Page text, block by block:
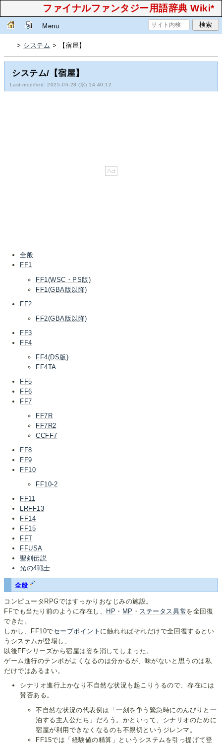
ファイナルファンタジー用語辞典 Wiki*
Menu
> システム > 【宿屋】
システム/【宿屋】
Last-modified: 2025-05-28 (水) 14:40:12
全般
FF1
FF1(WSC・PS版)
FF1(GBA版以降)
FF2
FF2(GBA版以降)
FF3
FF4
FF4(DS版)
FF4TA
FF5
FF6
FF7
FF7R
FF7R2
CCFF7
FF8
FF9
FF10
FF10-2
FF11
LRFF13
FF14
FF15
FFT
FFUSA
聖剣伝説
光の4戦士
全般
コンピュータRPGではすっかりおなじみの施設。
FFでも当たり前のように存在し、
HP ・ MP ・ ステータス異常を全回復
できた。
しかし、FF10でセーブポイント に触れればそれだけで全回復するとい
うシステムが登場し、
以後FFシリーズから宿屋は姿を消してしまった。
ゲーム進行のテンポがよくなるのは分かるが、味がないと思うのは私
だけではあるまい。
シナリオ進行上かなり不自然な状況も起こりうるので、存在には
賛否ある。
不自然な状況の代表例は「一刻を争う緊急時にのんびりと一
泊する主人公たち」だろう。かといって、シナリオのために
宿屋が利用できなくなるのも不親切というジレンマ。
FF15では「経験値の精算」というシステムを引っ提げて登